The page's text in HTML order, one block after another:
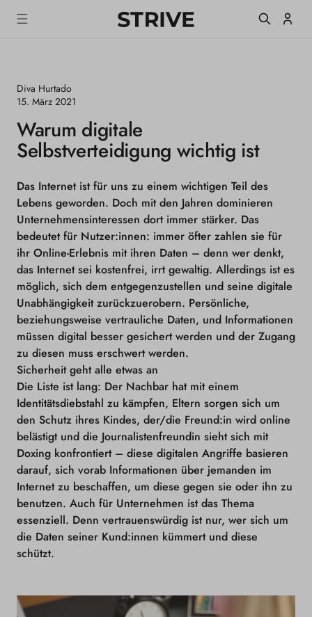
S
T
z
i
e
Diva Hurtado
15. März 2021
Warum digitale
Selbstverteidigung wichtig ist
Das Internet ist für uns zu einem wichtigen Teil des
Lebens geworden. Doch mit den Jahren dominieren
Unternehmensinteressen dort immer stärker. Das
bedeutet für Nutzer:innen: immer öfter zahlen sie für
ihr Online-Erlebnis mit ihren Daten – denn wer denkt,
das Internet sei kostenfrei, irrt gewaltig. Allerdings ist es
möglich, sich dem entgegenzustellen und seine digitale
Unabhängigkeit zurückzuerobern. Persönliche,
beziehungsweise vertrauliche Daten, und Informationen
müssen digital besser gesichert werden und der Zugang
zu diesen muss erschwert werden.
Sicherheit geht alle etwas an
Die Liste ist lang: Der Nachbar hat mit einem
Identitätsdiebstahl zu kämpfen, Eltern sorgen sich um
den Schutz ihres Kindes, der/die Freund:in wird online
belästigt und die Journalistenfreundin sieht sich mit
Doxing konfrontiert – diese digitalen Angriffe basieren
darauf, sich vorab Informationen über jemanden im
Internet zu beschaffen, um diese gegen sie oder ihn zu
benutzen. Auch für Unternehmen ist das Thema
essenziell. Denn vertrauenswürdig ist nur, wer sich um
die Daten seiner Kund:innen kümmert und diese
schützt.